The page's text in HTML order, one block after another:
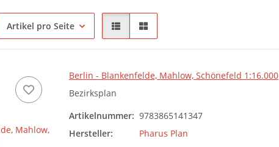
Artikel pro Seite
Berlin - Blankenfelde, Mahlow, Schönefeld 1:16.000
Bezirksplan
Artikelnummer: 9783865141347
Hersteller:
Pharus Plan